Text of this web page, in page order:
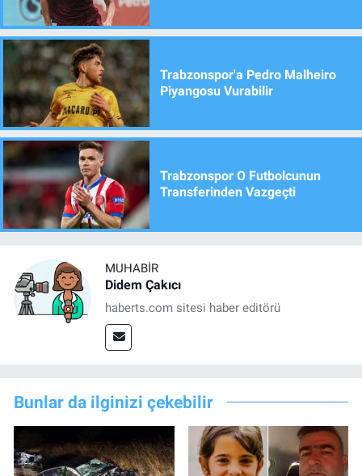
Trabzonspor'a Pedro Malheiro
Piyangosu Vurabilir
Trabzonspor O Futbolcunun
Transferinden Vazgeçti
MUHABIR
Didem Çakıcı
haberts.com sitesi haber editörü
Bunlar da ilginizi çekebilir